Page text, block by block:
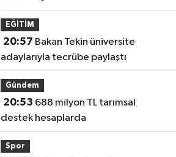
EĞİTİM
20:57
adaylarıyla tecrübe paylaştı
Gündem
20:53
destek hesaplarda
Spor